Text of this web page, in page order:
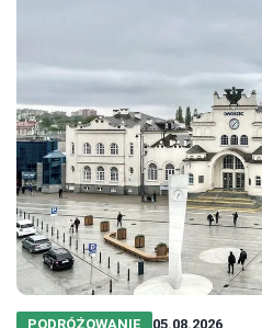
PODRÓŻOWANIE 05.08.2026